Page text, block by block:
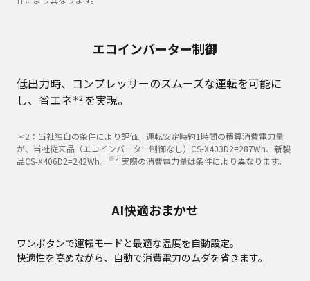
エコインバーター制御
低出力時、コンプレッサーのスムーズな運転を可能に
し、省エネ ＊2 を実現。
＊2：当社独自の条件により評価。運転安定時約1時間の積算消費電力量
が、当社従来品（エコインバーター制御なし）CS-X403D2=287Wh、新製
品CS-X406D2=242Wh。 ※2 実際の消費電力量は条件により異なります。
AI快適おまかせ
ワンボタンで運転モードと最適な温度を自動設定。
快適性を高めながら、自動で消費電力のムダを省きます。